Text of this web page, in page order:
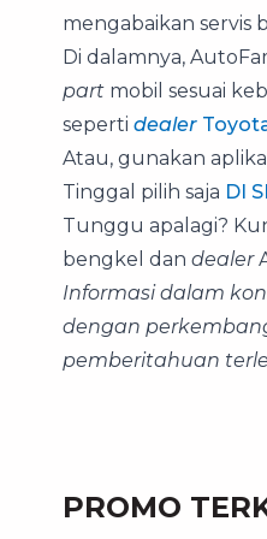
mengabaikan servis
Di dalamnya,
part mobil sesuai
seperti dealer
Atau, gunakan
Tinggal pilih saja DI
Tunggu apalagi?
bengkel dan dealer
Informasi dalam
dengan
pemberitahuan
PROMO